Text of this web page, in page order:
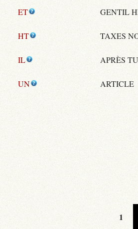
ET GENTIL
HT TAXES
IL APRÈS TU
UN ARTICLE
1